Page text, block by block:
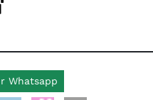
Whatsapp